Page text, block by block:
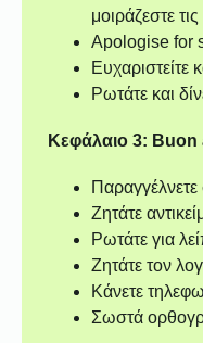
μοιράζεστε
Apologise for
Ευχαριστείτε
Ρωτάτε και
Κεφάλαιο 3:
Παραγγέλνετε
Ζητάτε
Ρωτάτε για
Ζητάτε τον
Κάνετε
Σωστά